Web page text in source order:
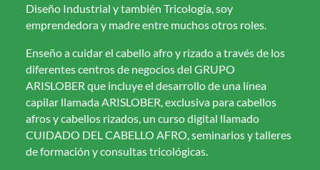
Diseño Industrial y también Tricología, soy
emprendedora y madre entre muchos otros roles.
Enseño a cuidar el cabello afro y rizado a través de los
diferentes centros de negocios del GRUPO
ARISLOBER que incluye el desarrollo de una línea
capilar llamada ARISLOBER, exclusiva para cabellos
afros y cabellos rizados, un curso digital llamado
CUIDADO DEL CABELLO AFRO, seminarios y talleres
de formación y consultas tricológicas.